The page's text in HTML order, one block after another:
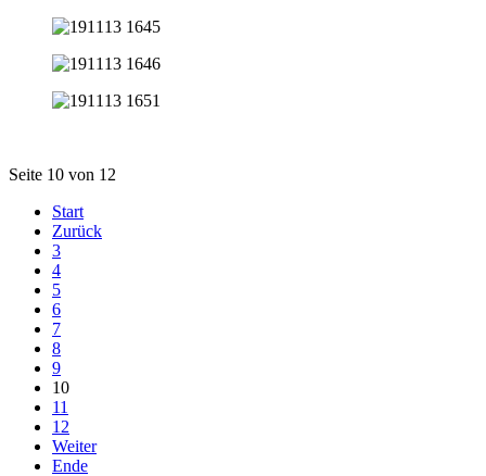
Seite 10 von 12
Start
Zurück
3
4
5
6
7
8
9
10
11
12
Weiter
Ende